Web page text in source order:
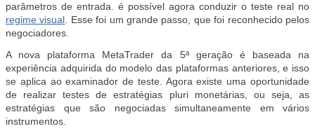
parâmetros de entrada. é possível agora conduzir o teste real no
regime visual . Esse foi um grande passo, que foi reconhecido pelos
negociadores.
A nova plataforma MetaTrader da 5ª geração é baseada na
experiência adquirida do modelo das plataformas anteriores, e isso
se aplica ao examinador de teste. Agora existe uma oportunidade
de realizar testes de estratégias pluri monetárias, ou seja, as
estratégias que são negociadas simultaneamente em vários
instrumentos.